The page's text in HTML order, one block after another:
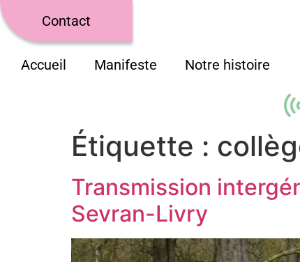
Contact
Accueil Manifeste Notre histoire
Étiquette :
Transmission
Sevran-Livry